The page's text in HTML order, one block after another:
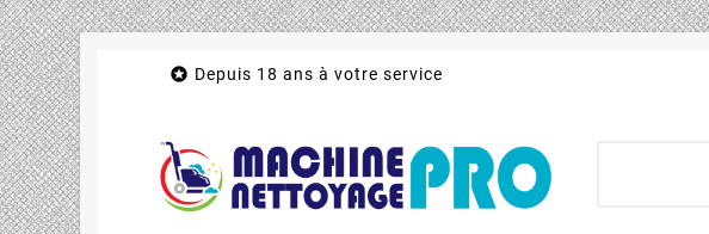
 Depuis 18 ans à votre service